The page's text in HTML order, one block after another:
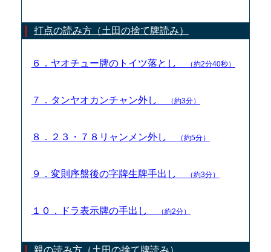
打点の読み方（土田の捨て牌読み）
６．ヤオチュー牌のトイツ落とし （約2分40秒）
７．タンヤオカンチャン外し （約3分）
８．２３・７８リャンメン外し （約5分）
９．変則序盤後の字牌生牌手出し （約3分）
１０．ドラ表示牌の手出し （約2分）
親の読み方（土田の捨て牌読み）